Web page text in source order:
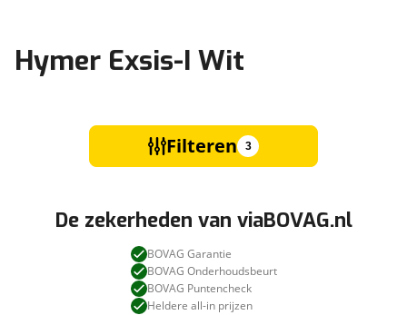
Hymer Exsis-I Wit
Filteren 3
De zekerheden van viaBOVAG.nl
BOVAG Garantie
BOVAG Onderhoudsbeurt
BOVAG Puntencheck
Heldere all-in prijzen